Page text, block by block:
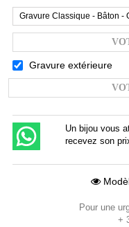
Gravure Classique - Bâton -
Gravure extérieure
Un bijou vous
recevez son
Pour une
+